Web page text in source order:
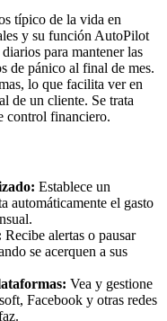
típico de la vida en
y su función AutoPilot
para mantener las
de pánico al final de mes.
lo que facilita ver en
de un cliente. Se trata
control financiero.
Establece un
automáticamente el gasto
Recibe alertas o pausar
se acerquen a sus
Vea y gestione
Facebook y otras redes